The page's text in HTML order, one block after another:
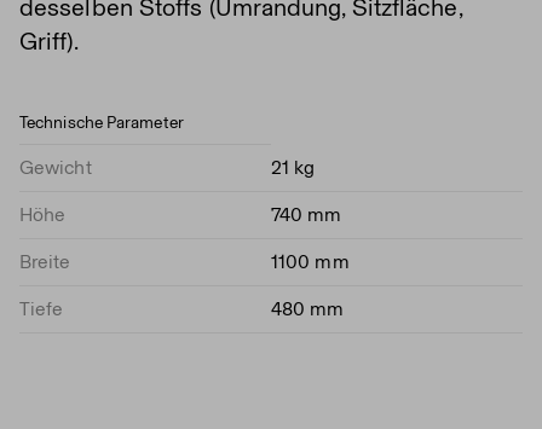
desselben Stoffs (Umrandung, Sitzfläche,
Griff).
Technische Parameter
Gewicht 21 kg
Höhe 740 mm
Breite 1100 mm
Tiefe 480 mm